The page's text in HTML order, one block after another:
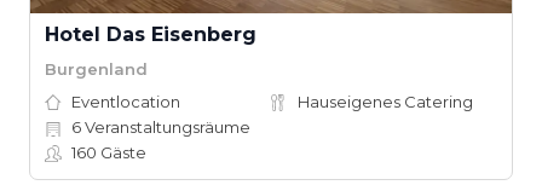
Hotel Das Eisenberg
Burgenland
Eventlocation
Hauseigenes Catering
6Veranstaltungsräume
160 Gäste